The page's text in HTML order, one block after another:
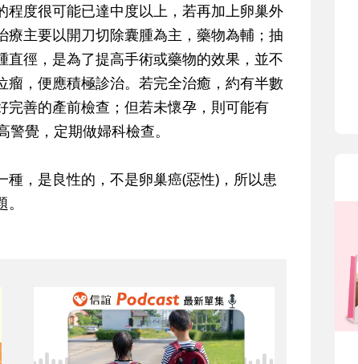
度很可能已達中度以上，若再加上卵巢外
主要以開刀切除囊腫為主，藥物為輔；抽
徑，是為了提高手術或藥物的效果，並不
，便應積極診治。若完全治癒，約有半數
善的產前檢查；但若未懷孕，則可能有
覺，定期做婦科檢查。
，是良性的，不是卵巢癌(惡性)，所以患